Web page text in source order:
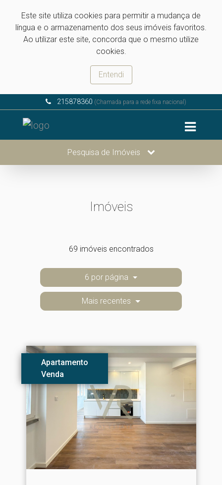
Este site utiliza cookies para permitir a mudança de
língua e o armazenamento dos seus imóveis favoritos.
Ao utilizar este site, concorda que o mesmo utilize
cookies.
Entendi
215878360 (Chamada para a rede fixa nacional)
Pesquisa de Imóveis
Imóveis
69 imóveis encontrados
6 por página
Mais recentes
Apartamento
Venda